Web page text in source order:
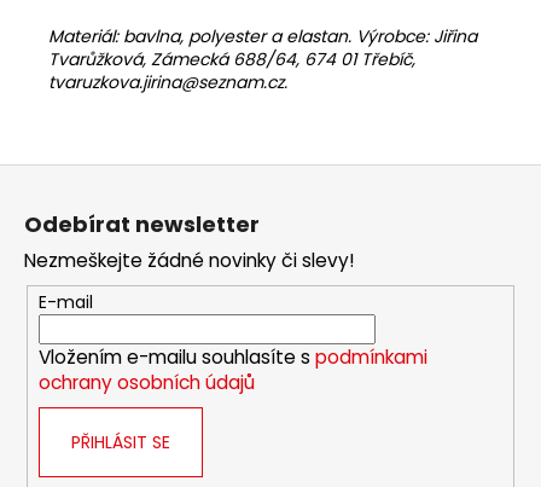
Materiál: bavlna, polyester a elastan. Výrobce: Jiřina
Tvarůžková, Zámecká 688/64, 674 01 Třebíč,
tvaruzkova.jirina@seznam.cz.
Z
Odebírat newsletter
Nezmeškejte žádné novinky či slevy!
E-mail
Vložením e-mailu souhlasíte s podmínkami
ochrany osobních údajů
PŘIHLÁSIT SE